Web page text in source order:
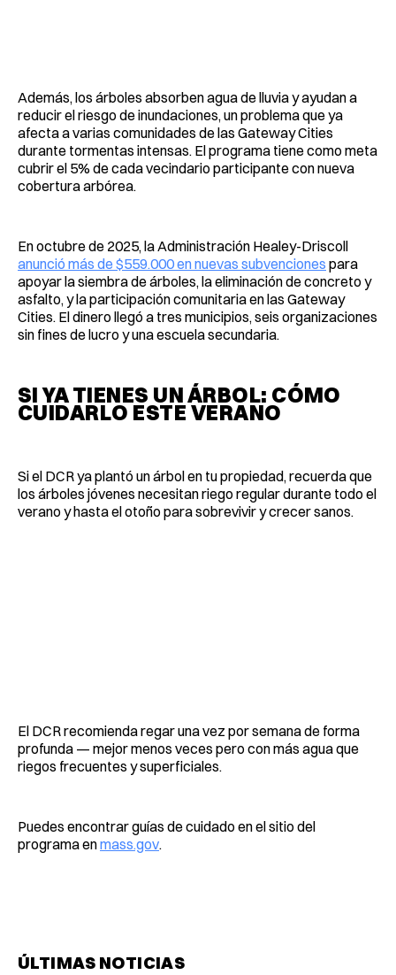
Además, los árboles absorben agua de lluvia y ayudan a
reducir el riesgo de inundaciones, un problema que ya
afecta a varias comunidades de las Gateway Cities
durante tormentas intensas. El programa tiene como meta
cubrir el 5% de cada vecindario participante con nueva
cobertura arbórea.
En octubre de 2025, la Administración Healey-Driscoll
anunció más de $559.000 en nuevas subvenciones para
apoyar la siembra de árboles, la eliminación de concreto y
asfalto, y la participación comunitaria en las Gateway
Cities. El dinero llegó a tres municipios, seis organizaciones
sin fines de lucro y una escuela secundaria.
SI YA TIENES UN ÁRBOL: CÓMO
CUIDARLO ESTE VERANO
Si el DCR ya plantó un árbol en tu propiedad, recuerda que
los árboles jóvenes necesitan riego regular durante todo el
verano y hasta el otoño para sobrevivir y crecer sanos.
El DCR recomienda regar una vez por semana de forma
profunda — mejor menos veces pero con más agua que
riegos frecuentes y superficiales.
Puedes encontrar guías de cuidado en el sitio del
programa enmass.gov.
ÚLTIMAS NOTICIAS